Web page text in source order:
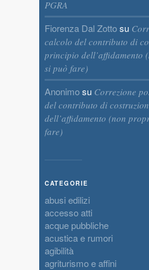
PGRA
Fiorenza Dal Zottosu
calcolo del contributo di
principio dell’affidamento
si può fare)
Anonimosu Correzione
del contributo di
dell’affidamento (non
fare)
CATEGORIE
abusi edilizi
accesso atti
acque pubbliche
acustica e rumori
agibilità
agriturismo e affini